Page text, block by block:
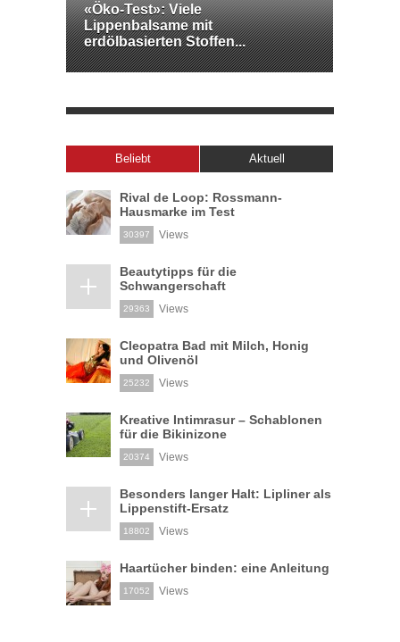
«Öko-Test»: Viele
Lippenbalsame mit
erdölbasierten Stoffen...
Beliebt Aktuell
Rival de Loop: Rossmann-
Hausmarke im Test
30397 Views
Beautytipps für die
Schwangerschaft
29363 Views
Cleopatra Bad mit Milch, Honig
und Olivenöl
25232 Views
Kreative Intimrasur – Schablonen
für die Bikinizone
20374 Views
Besonders langer Halt: Lipliner als
Lippenstift-Ersatz
18802 Views
Haartücher binden: eine Anleitung
17052 Views